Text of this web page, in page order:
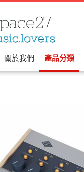
關於我們 產品分類